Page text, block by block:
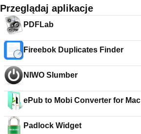
Przeglądaj aplikacje
PDFLab
Fireebok Duplicates Finder
NIWO Slumber
ePub to Mobi Converter for Mac
Padlock Widget